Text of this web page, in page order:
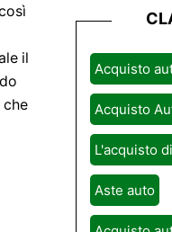
il
che
Acquisto
Acquisto
L'acquisto
Aste auto